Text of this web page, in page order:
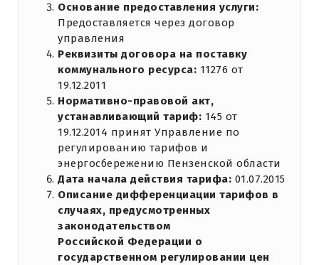
Основание предоставления услуги:
Предоставляется через договор
управления
Реквизиты договора на поставку
коммунального ресурса: 11276 от
19.12.2011
Нормативно-правовой акт,
устанавливающий тариф: 145 от
19.12.2014 принят Управление по
регулированию тарифов и
энергосбережению Пензенской области
Дата начала действия тарифа: 01.07.2015
Описание дифференциации тарифов в
случаях, предусмотренных
законодательством
Российской Федерации о
государственном регулировании цен